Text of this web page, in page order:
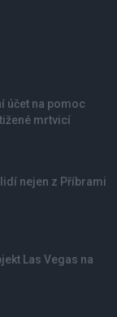
účet na pomoc
mrtvicí
nejen z Příbrami
Las Vegas na